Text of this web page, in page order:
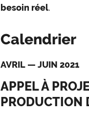
besoin réel.
Calendrier
AVRIL — JUIN 2021
APPEL À
PRODUCTION